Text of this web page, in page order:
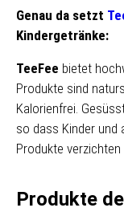
Genau da setzt
Kindergetränke:
TeeFee bietet
Produkte sind
Kalorienfrei.
so dass Kinder und
Produkte
Produkte